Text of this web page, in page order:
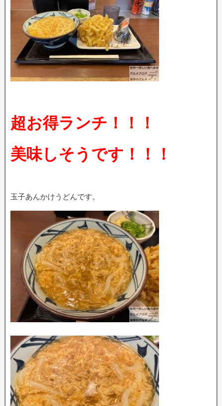
超お得ランチ！！！
美味しそうです！！！
玉子あんかけうどんです。